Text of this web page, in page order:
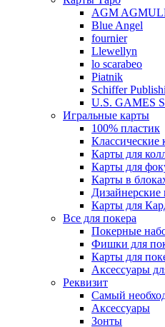
AGM
Blue Angel
fournier
Llewellyn
lo scarabeo
Piatnik
Schiffer
U.S. GAMES
Игральные карты
100% пластик
Классические
Карты для
Карты для
Карты в
Дизайнерские
Карты для
Все для покера
Покерные
Фишки для
Карты для
Аксессуары
Реквизит
Самый
Аксессуары
Зонты